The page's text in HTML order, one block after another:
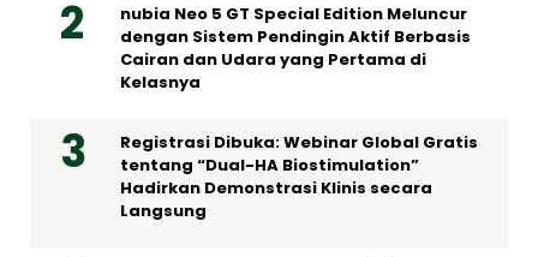
nubia Neo 5 GT Special Edition Meluncur
dengan Sistem Pendingin Aktif Berbasis
Cairan dan Udara yang Pertama di
Kelasnya
Registrasi Dibuka: Webinar Global Gratis
tentang “Dual-HA Biostimulation”
Hadirkan Demonstrasi Klinis secara
Langsung